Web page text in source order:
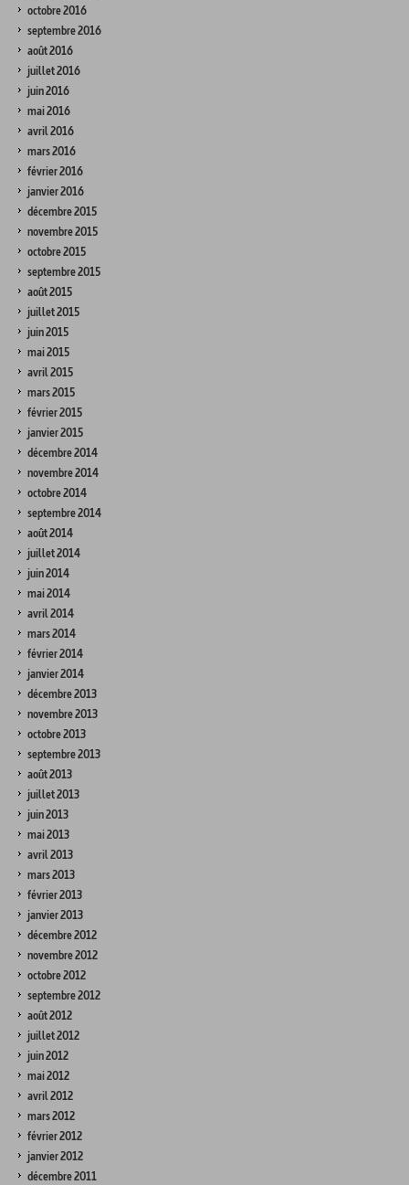
octobre 2016
septembre 2016
août 2016
juillet 2016
juin 2016
mai 2016
avril 2016
mars 2016
février 2016
janvier 2016
décembre 2015
novembre 2015
octobre 2015
septembre 2015
août 2015
juillet 2015
juin 2015
mai 2015
avril 2015
mars 2015
février 2015
janvier 2015
décembre 2014
novembre 2014
octobre 2014
septembre 2014
août 2014
juillet 2014
juin 2014
mai 2014
avril 2014
mars 2014
février 2014
janvier 2014
décembre 2013
novembre 2013
octobre 2013
septembre 2013
août 2013
juillet 2013
juin 2013
mai 2013
avril 2013
mars 2013
février 2013
janvier 2013
décembre 2012
novembre 2012
octobre 2012
septembre 2012
août 2012
juillet 2012
juin 2012
mai 2012
avril 2012
mars 2012
février 2012
janvier 2012
décembre 2011